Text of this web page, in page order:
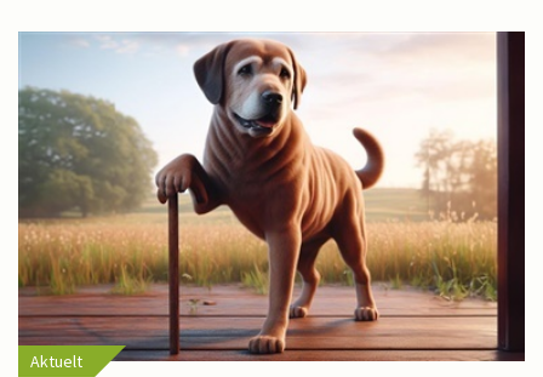
Aktuelt